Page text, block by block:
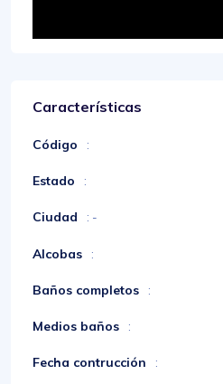
Características
Código :
Estado :
Ciudad : -
Alcobas :
Baños completos :
Medios baños :
Fecha contrucción :